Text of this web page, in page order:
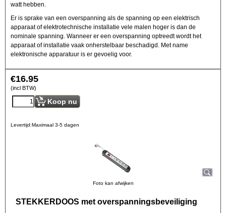
watt hebben.
Er is sprake van een overspanning als de spanning op een elektrisch
apparaat of elektrotechnische installatie vele malen hoger is dan de
nominale spanning. Wanneer er een overspanning optreedt wordt het
apparaat of installatie vaak onherstelbaar beschadigd. Met name
elektronische apparatuur is er gevoelig voor.
€16.95
(incl BTW)
Koop nu
Levertijd:Maximaal 3-5 dagen
Foto kan afwijken
STEKKERDOOS met overspanningsbeveiliging